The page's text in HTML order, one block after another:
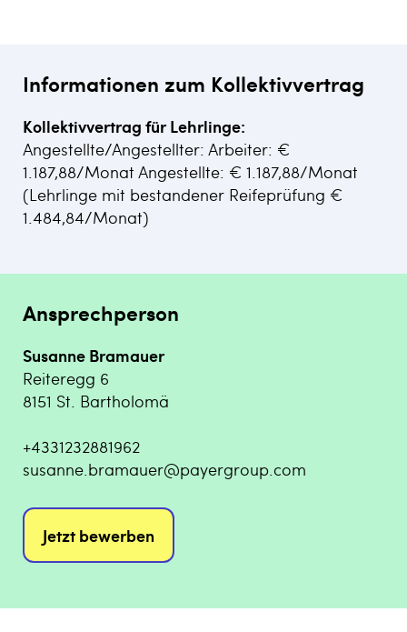
Informationen zum Kollektivvertrag
Kollektivvertrag für Lehrlinge:
Angestellte/Angestellter: Arbeiter: €
1.187,88/Monat Angestellte: € 1.187,88/Monat
(Lehrlinge mit bestandener Reifeprüfung €
1.484,84/Monat)
Ansprechperson
Susanne Bramauer
Reiteregg 6
8151 St. Bartholomä
+4331232881962
susanne.bramauer@payergroup.com
Jetzt bewerben